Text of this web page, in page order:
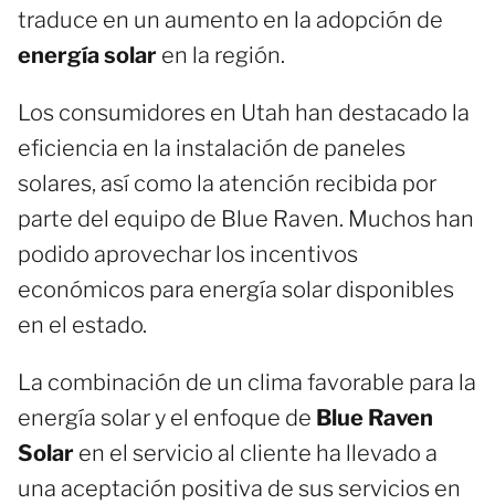
traduce en un aumento en la adopción de
energía solar en la región.
Los consumidores en Utah han destacado la
eficiencia en la instalación de paneles
solares, así como la atención recibida por
parte del equipo de Blue Raven. Muchos han
podido aprovechar los incentivos
económicos para energía solar disponibles
en el estado.
La combinación de un clima favorable para la
energía solar y el enfoque de Blue Raven
Solar en el servicio al cliente ha llevado a
una aceptación positiva de sus servicios en